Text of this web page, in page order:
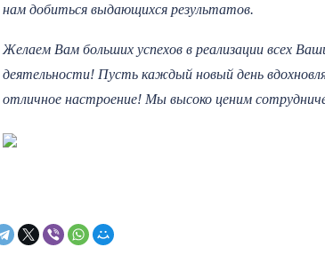
нам добиться выдающихся результатов.
Желаем Вам больших успехов в реализации всех
деятельности! Пусть каждый новый день
отличное настроение! Мы высоко ценим